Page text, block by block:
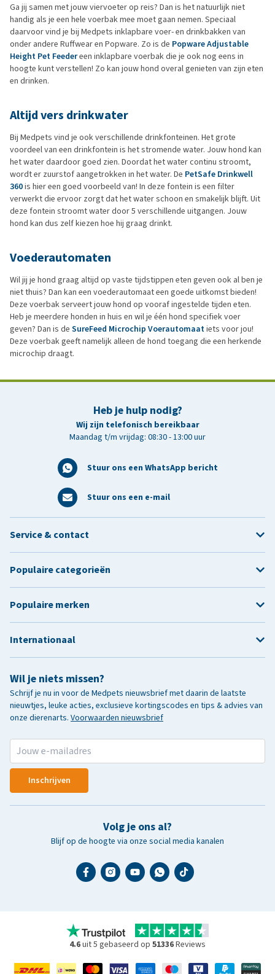
Ga jij samen met jouw viervoeter op reis? Dan is het natuurlijk niet
handig als je een hele voerbak mee moet gaan nemen. Speciaal
daarvoor vind je bij Medpets inklapbare voer- en drinkbakken van
onder andere Ruffwear en Popware. Zo is de Popware Adjustable
Height Pet Feedereen inklapbare voerbak die je ook nog eens in
hoogte kunt verstellen! Zo kan jouw hond overal genieten van zijn eten
en drinken.
Altijd vers drinkwater
Bij Medpets vind je ook verschillende drinkfonteinen. Het grote
voordeel van een drinkfontein is het stromende water. Jouw hond kan
het water daardoor goed zien. Doordat het water continu stroomt,
wordt er zuurstof aangetrokken in het water. De PetSafe Drinkwell
360is hier een goed voorbeeld van! In deze fontein is een filter
verwerkt die ervoor zorgt dat het water schoon en smakelijk blijft. Uit
deze fontein stroomt water door 5 verschillende uitgangen. Jouw
hond kan dus zelf kiezen hoe hij graag drinkt.
Voederautomaten
Wil jij je hond graag altijd op vaste tijdstippen eten geven ook al ben je
niet thuis? Dan kan een voederautomaat een goede uitkomst bieden!
Deze voerbak serveert jouw hond op vooraf ingestelde tijden eten.
Heb je meerdere honden in huis en wil je één hond specifiek voer
geven? Dan is de SureFeed Microchip Voerautomaatiets voor jou!
Deze voerbak geeft namelijk alleen de hond toegang die een herkende
microchip draagt.
Heb je hulp nodig?
Wij zijn telefonisch bereikbaar
Maandag t/m vrijdag: 08:30 - 13:00 uur
Stuur ons een WhatsApp bericht
Stuur ons een e-mail
Wil je niets missen?
Schrijf je nu in voor de Medpets nieuwsbrief met daarin de laatste
nieuwtjes, leuke acties, exclusieve kortingscodes en tips & advies van
onze dierenarts. Voorwaarden nieuwsbrief
Inschrijven
Volg je ons al?
Blijf op de hoogte via onze social media kanalen
Service & contact
Populaire categorieën
Populaire merken
Internationaal
4.6uit 5 gebaseerd op 51336Reviews